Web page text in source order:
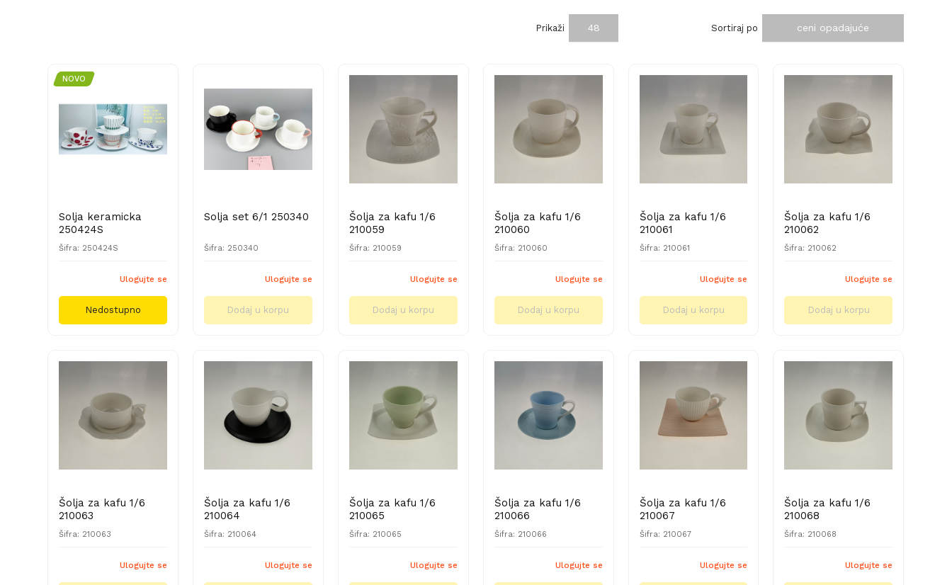
Sortiraj po ceni opadajuće
Prikaži 48
NOVO
Solja keramicka
250424S
Šifra: 250424S
Ulogujte se
Nedostupno
Solja set 6/1 250340
Šifra: 250340
Ulogujte se
Dodaj u korpu
Šolja za kafu 1/6
210059
Šifra: 210059
Ulogujte se
Dodaj u korpu
Šolja za kafu 1/6
210060
Šifra: 210060
Ulogujte se
Dodaj u korpu
Šolja za kafu 1/6
210061
Šifra: 210061
Ulogujte se
Dodaj u korpu
Šolja za kafu 1/6
210062
Šifra: 210062
Ulogujte se
Dodaj u korpu
Šolja za kafu 1/6
210063
Šifra: 210063
Ulogujte se
Šolja za kafu 1/6
210064
Šifra: 210064
Ulogujte se
Šolja za kafu 1/6
210065
Šifra: 210065
Ulogujte se
Šolja za kafu 1/6
210066
Šifra: 210066
Ulogujte se
Šolja za kafu 1/6
210067
Šifra: 210067
Ulogujte se
Šolja za kafu 1/6
210068
Šifra: 210068
Ulogujte se